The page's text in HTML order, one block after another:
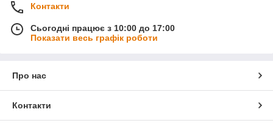
Контакти
Сьогодні працює з 10:00 до 17:00
Показати весь графік роботи
Про нас
Контакти